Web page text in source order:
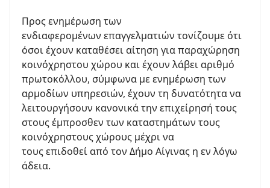
Προς ενημέρωση των
ενδιαφερομένων επαγγελματιών τονίζουμε ότι
όσοι έχουν καταθέσει αίτηση για παραχώρηση
κοινόχρηστου χώρου και έχουν λάβει αριθμό
πρωτοκόλλου, σύμφωνα με ενημέρωση των
αρμοδίων υπηρεσιών, έχουν τη δυνατότητα να
λειτουργήσουν κανονικά την επιχείρησή τους
στους έμπροσθεν των καταστημάτων τους
κοινόχρηστους χώρους μέχρι να
τους επιδοθεί από τον Δήμο Αίγινας η εν λόγω
άδεια.